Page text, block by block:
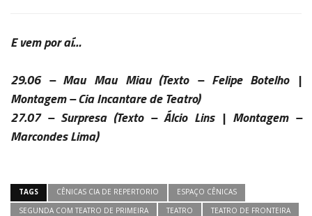
E vem por aí…
29.06 – Mau Mau Miau(Texto – Felipe Botelho |
Montagem – Cia Incantare de Teatro)
27.07 – Surpresa(Texto – Álcio Lins | Montagem –
Marcondes Lima)
TAGS CÊNICAS CIA DE REPERTORIO
ESPAÇO CÊNICAS
SEGUNDA COM TEATRO DE PRIMEIRA
TEATRO
TEATRO DE FRONTEIRA